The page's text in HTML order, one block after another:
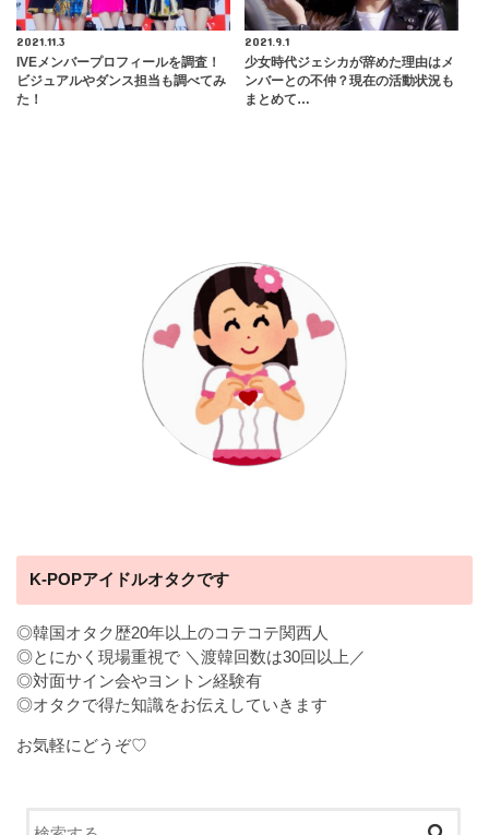
2021.11.3
IVEメンバープロフィールを調査！
ビジュアルやダンス担当も調べてみ
た！
2021.9.1
少女時代ジェシカが辞めた理由はメ
ンバーとの不仲？現在の活動状況も
まとめて…
K-POPアイドルオタクです
◎韓国オタク歴20年以上のコテコテ関西人
◎とにかく現場重視で ＼渡韓回数は30回以上／
◎対面サイン会やヨントン経験有
◎オタクで得た知識をお伝えしていきます
お気軽にどうぞ♡